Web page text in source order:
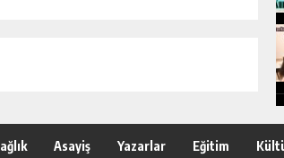
Asayiş Yazarlar Eğitim